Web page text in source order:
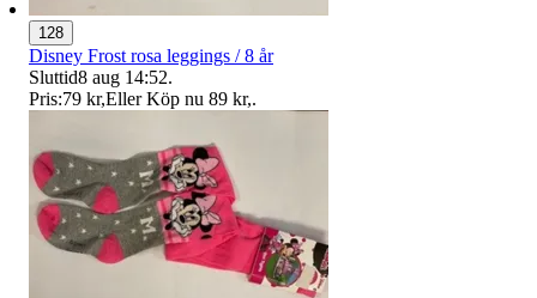
128
Disney Frost rosa leggings / 8 år
Sluttid8 aug 14:52.
Pris:79 kr,Eller Köp nu 89 kr,.